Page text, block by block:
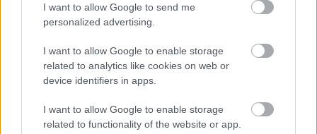
I want to allow Google to send me
personalized advertising.
I want to allow Google to enable storage
related to analytics like cookies on web or
device identifiers in apps.
I want to allow Google to enable storage
related to functionality of the website or app.
Messengeren
Itt állíthatod be
glamour.hu cikkeit